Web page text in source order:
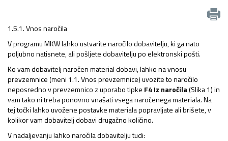
1.5.1. Vnos naročila
V programu MKW lahko ustvarite naročilo dobavitelju, ki ga nato
poljubno natisnete, ali pošljete dobavitelju po elektronski pošti.
Ko vam dobavitelj naročen material dobavi, lahko na vnosu
prevzemnice (meni 1.1. Vnos prevzemnice) uvozite to naročilo
neposredno v prevzemnico z uporabo tipke F4 Iz naročila(Slika 1) in
vam tako ni treba ponovno vnašati vsega naročenega materiala. Na
tej točki lahko uvožene postavke materiala popravljate ali brišete, v
kolikor vam dobavitelj dobavi drugačno količino.
V nadaljevanju lahko naročila dobavitelju tudi: